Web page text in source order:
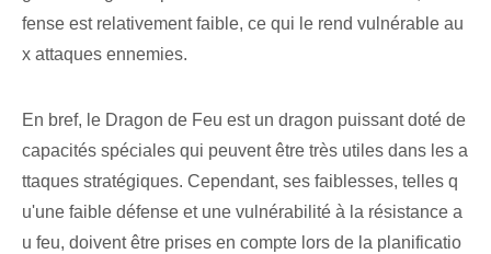
fense est relativement faible, ce qui le rend vulnérable au
x attaques ennemies.
En bref, le Dragon de Feu est un dragon puissant doté de
capacités spéciales qui peuvent être très utiles dans les a
ttaques stratégiques. Cependant, ses faiblesses, telles q
u'une faible défense et une vulnérabilité à la résistance a
u feu, doivent être prises en compte lors de la planificatio